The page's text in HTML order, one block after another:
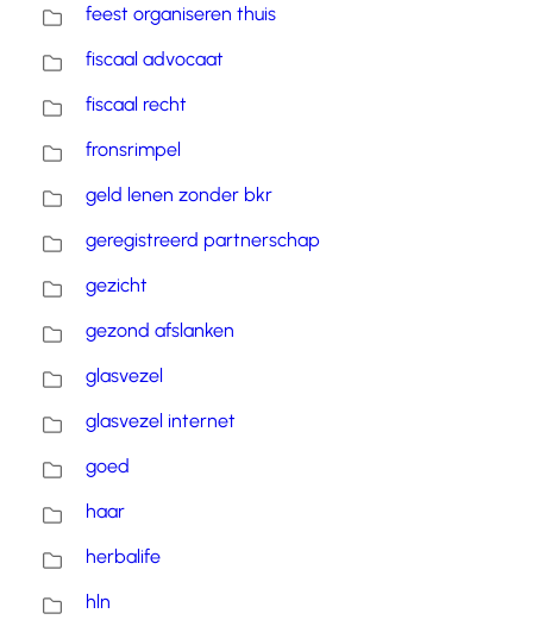
feest organiseren thuis
fiscaal advocaat
fiscaal recht
fronsrimpel
geld lenen zonder bkr
geregistreerd partnerschap
gezicht
gezond afslanken
glasvezel
glasvezel internet
goed
haar
herbalife
hln